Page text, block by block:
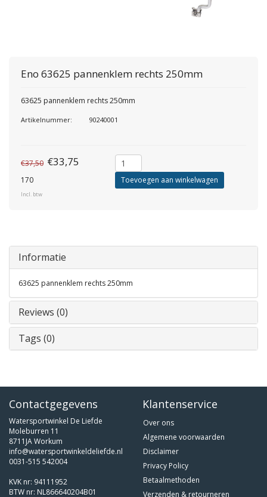
Eno 63625 pannenklem rechts 250mm
63625 pannenklem rechts 250mm
Artikelnummer: 90240001
€37,50 €33,75
170
Incl. btw
Toevoegen aan winkelwagen
Informatie
63625 pannenklem rechts 250mm
Reviews (0)
Tags (0)
Contactgegevens
Watersportwinkel De Liefde
Moleburren 11
8711JA Workum
info@watersportwinkeldeliefde.nl
0031-515 542004
KVK nr: 94111952
BTW nr: NL866640204B01
Klantenservice
Over ons
Algemene voorwaarden
Disclaimer
Privacy Policy
Betaalmethoden
Verzenden & retourneren